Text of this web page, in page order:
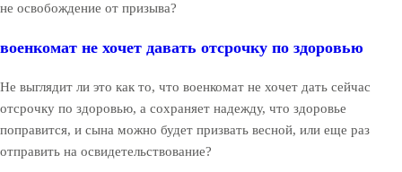
не освобождение от призыва?
военкомат не хочет давать отсрочку по здоровью
Не выглядит ли это как то, что военкомат не хочет дать сейчас
отсрочку по здоровью, а сохраняет надежду, что здоровье
поправится, и сына можно будет призвать весной, или еще раз
отправить на освидетельствование?